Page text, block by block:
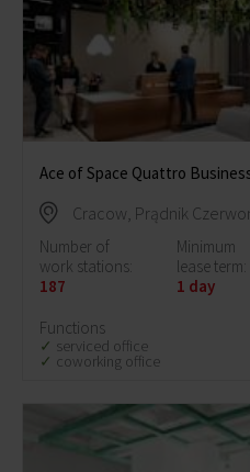
Ace of Space Quattro
Number of
work stations:
187
Minimum
lease term:
1 day
Functions
serviced office
coworking office